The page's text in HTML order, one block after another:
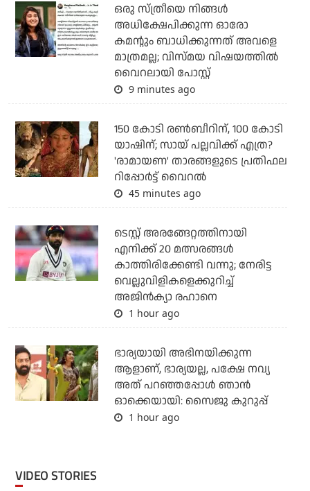
ഒരു സ്ത്രീയെ നിങ്ങള്‍
അധിക്ഷേപിക്കുന്ന ഓരോ
കമന്റും ബാധിക്കുന്നത് അവളെ
മാത്രമല്ല; വിസ്മയ വിഷയത്തില്‍
വൈറലായി പോസ്റ്റ്
9 minutes ago
150 കോടി രൺബീറിന്, 100 കോടി
യാഷിന്; സായ് പല്ലവിക്ക് എത്ര?
'രാമായണ' താരങ്ങളുടെ പ്രതിഫല
റിപ്പോർട്ട് വൈറൽ
45 minutes ago
ടെസ്റ്റ് അരങ്ങേറ്റത്തിനായി
എനിക്ക് 20 മത്സരങ്ങള്‍
കാത്തിരിക്കേണ്ടി വന്നു; നേരിട്ട
വെല്ലുവിളികളെക്കുറിച്ച്
അജിന്‍ക്യാ രഹാനെ
1 hour ago
ഭാര്യയായി അഭിനയിക്കുന്ന
ആളാണ്, ഭാര്യയല്ല, പക്ഷേ നവ്യ
അത് പറഞ്ഞപ്പോള്‍ ഞാന്‍
ഓക്കെയായി: സൈജു കുറുപ്പ്
1 hour ago
VIDEO STORIES